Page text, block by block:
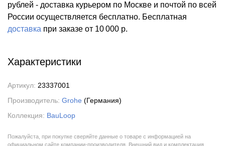
рублей - доставка курьером по Москве и почтой по всей
России осуществляется бесплатно. Бесплатная
доставка при заказе от 10 000 р.
Характеристики
Артикул: 23337001
Производитель: Grohe (Германия)
Коллекция: BauLoop
Пожалуйста, при покупке сверяйте данные о товаре с информацией на
официальном сайте компании-производителя. Внешний вид и комплектация